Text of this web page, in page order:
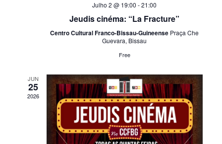
Julho 2 @ 19:00 -21:00
Jeudis cinéma: “La Fracture”
Centro Cultural Franco-Bissau-Guineense Praça Che
Guevara, Bissau
Free
JUN
25
2026